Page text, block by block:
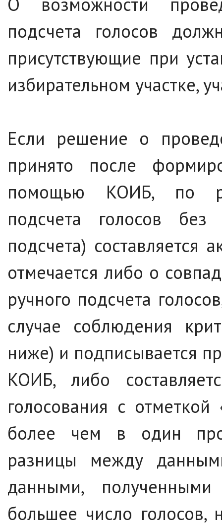
подсчета голосов
присутствующие при
избирательном участке,
Если решение о
принято после
помощью КОИБ, по
подсчета голосов
подсчета)
отмечается либо о
ручного подсчета
случае соблюдения
ниже) и подписывается
КОИБ, либо
голосования с
более чем в один
разницы между
данными,
большее число